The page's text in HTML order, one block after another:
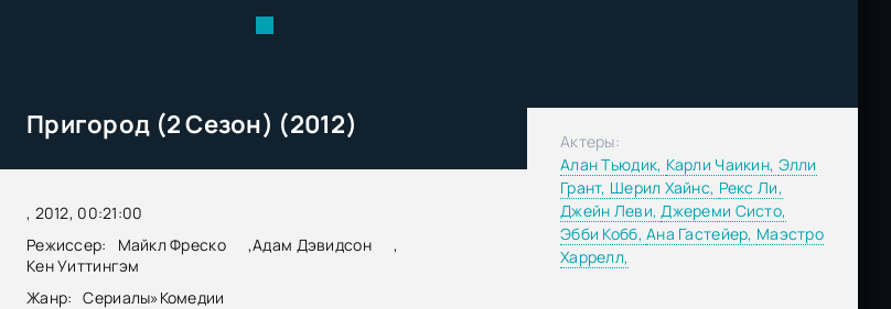
Пригород (2 Сезон) (2012)
, 2012, 00:21:00
Режиссер:
Майкл Фреско ,Адам Дэвидсон
,
Кен Уиттингэм
Жанр:
Сериалы»Комедии
Актеры:
Алан Тьюдик, Карли Чаикин, Элли
Грант, Шерил Хайнс, Рекс Ли,
Джейн Леви,Джереми Систо,
Эбби Кобб,Ана Гастейер, Маэстро
Харрелл,